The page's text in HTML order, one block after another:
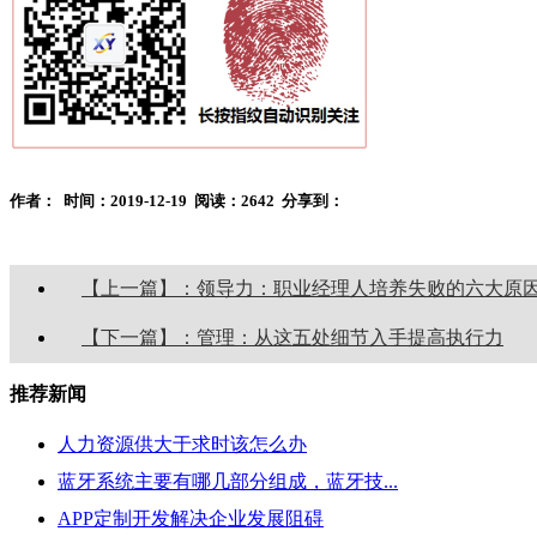
作者： 时间：2019-12-19 阅读：2642 分享到：
【上一篇】：领导力：职业经理人培养失败的六大原
【下一篇】：管理：从这五处细节入手提高执行力
推荐新闻
人力资源供大于求时该怎么办
蓝牙系统主要有哪几部分组成，蓝牙技...
APP定制开发解决企业发展阻碍